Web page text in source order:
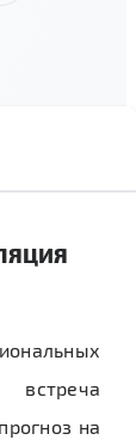
встреча
на